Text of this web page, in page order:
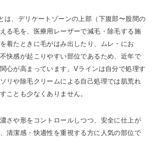
は、デリケートゾーンの上部（下腹部〜股間の
る毛を、医療用レーザーで減毛・除毛する施
着たときに毛がはみ出したり、ムレ・にお
快感が起こりやすい部位であるため、近年で
心が高まっています。Vラインは自分で処理す
リや除毛クリームによる自己処理では肌荒れ
ことも少なくありません。
さや形をコントロールしつつ、安全に仕上が
清潔感・快適性を重視する方に人気の部位で